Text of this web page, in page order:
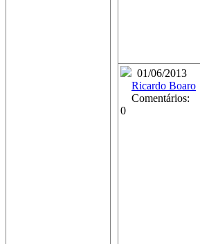
01/06/2013
Ricardo Boaro
Comentários:
0